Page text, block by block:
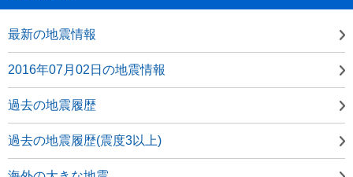
最新の地震情報
2016年07月02日の地震情報
過去の地震履歴
過去の地震履歴(震度3以上)